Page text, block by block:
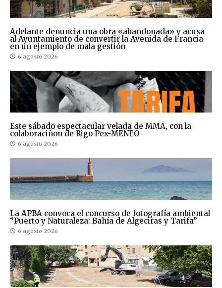
Adelante denuncia una obra «abandonada» y acusa
al Ayuntamiento de convertir la Avenida de Francia
en un ejemplo de mala gestión
6 agosto 2026
Este sábado espectacular velada de MMA, con la
colaboraciñon de Rigo Pex-MENEO
6 agosto 2026
La APBA convoca el concurso de fotografía ambiental
“Puerto y Naturaleza: Bahía de Algeciras y Tarifa”
6 agosto 2026